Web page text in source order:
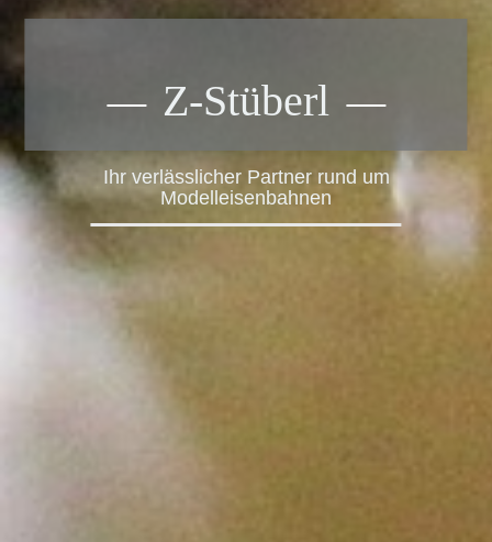
Z-Stüberl
Ihr verlässlicher Partner rund um
Modelleisenbahnen